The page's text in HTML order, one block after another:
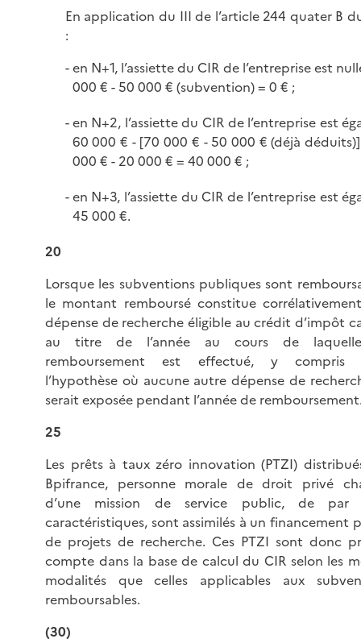
En application du III de l’article 244 quater B
:
en N+1, l’assiette du CIR de l’entreprise est
000 € - 50 000 € (subvention) = 0 € ;
en N+2, l’assiette du CIR de l’entreprise est
60 000 € - [70 000 € - 50 000 € (déjà
000 € - 20 000 € = 40 000 € ;
en N+3, l’assiette du CIR de l’entreprise est
45 000 €.
20
Lorsque les subventions publiques sont
le montant remboursé constitue
dépense de recherche éligible au crédit d’impôt
au titre de l’année au cours de
remboursement est effectué, y compris
l’hypothèse où aucune autre dépense de
serait exposée pendant l’année de
25
Les prêts à taux zéro innovation (PTZI)
Bpifrance, personne morale de droit privé
d’une mission de service public, de par
caractéristiques, sont assimilés à un financement
de projets de recherche. Ces PTZI sont donc
compte dans la base de calcul du CIR selon les
modalités que celles applicables aux
remboursables.
(30)